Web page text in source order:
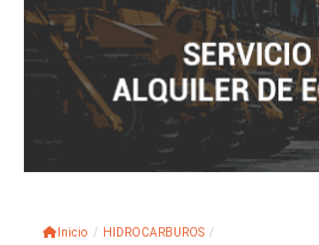
Inicio / HIDROCARBUROS /